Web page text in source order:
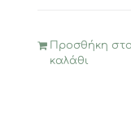
Προσθήκη στο
καλάθι